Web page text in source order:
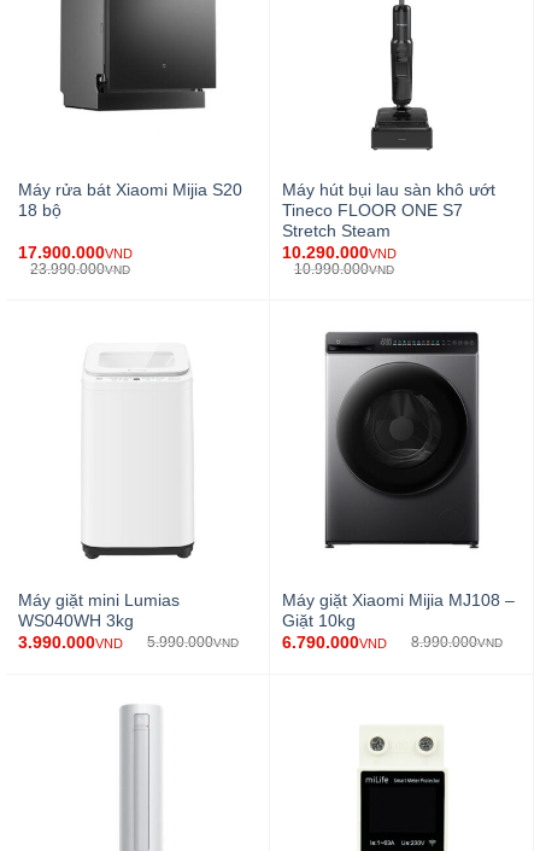
Máy rửa bát Xiaomi Mijia S20
18 bộ
17.900.000VND
23.990.000VND
Máy hút bụi lau sàn khô ướt
Tineco FLOOR ONE S7
Stretch Steam
10.290.000VND
10.990.000VND
Máy giặt mini Lumias
WS040WH 3kg
3.990.000VND 5.990.000VND
Máy giặt Xiaomi Mijia MJ108 –
Giặt 10kg
6.790.000VND 8.990.000VND